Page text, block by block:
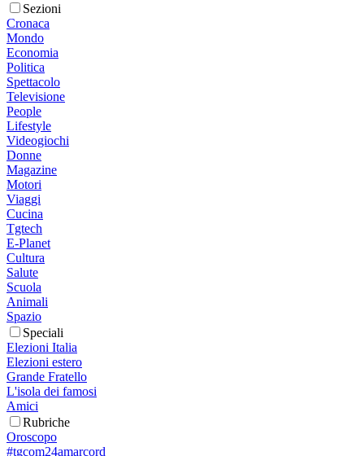
Sezioni
Cronaca
Mondo
Economia
Politica
Spettacolo
Televisione
People
Lifestyle
Videogiochi
Donne
Magazine
Motori
Viaggi
Cucina
Tgtech
E-Planet
Cultura
Salute
Scuola
Animali
Spazio
Speciali
Elezioni Italia
Elezioni estero
Grande Fratello
L'isola dei famosi
Amici
Rubriche
Oroscopo
#tgcom24amarcord